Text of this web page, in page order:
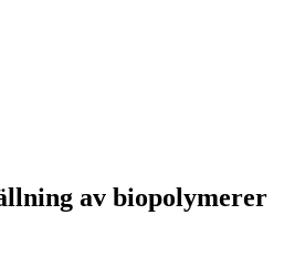
av biopolymerer